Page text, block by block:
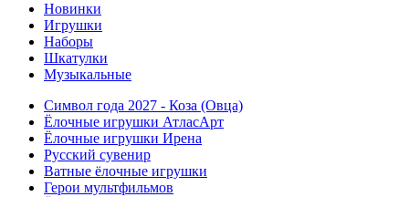
Новинки
Игрушки
Наборы
Шкатулки
Музыкальные
Символ года 2027 - Коза (Овца)
Ёлочные игрушки АтласАрт
Ёлочные игрушки Ирена
Русский сувенир
Ватные ёлочные игрушки
Герои мультфильмов